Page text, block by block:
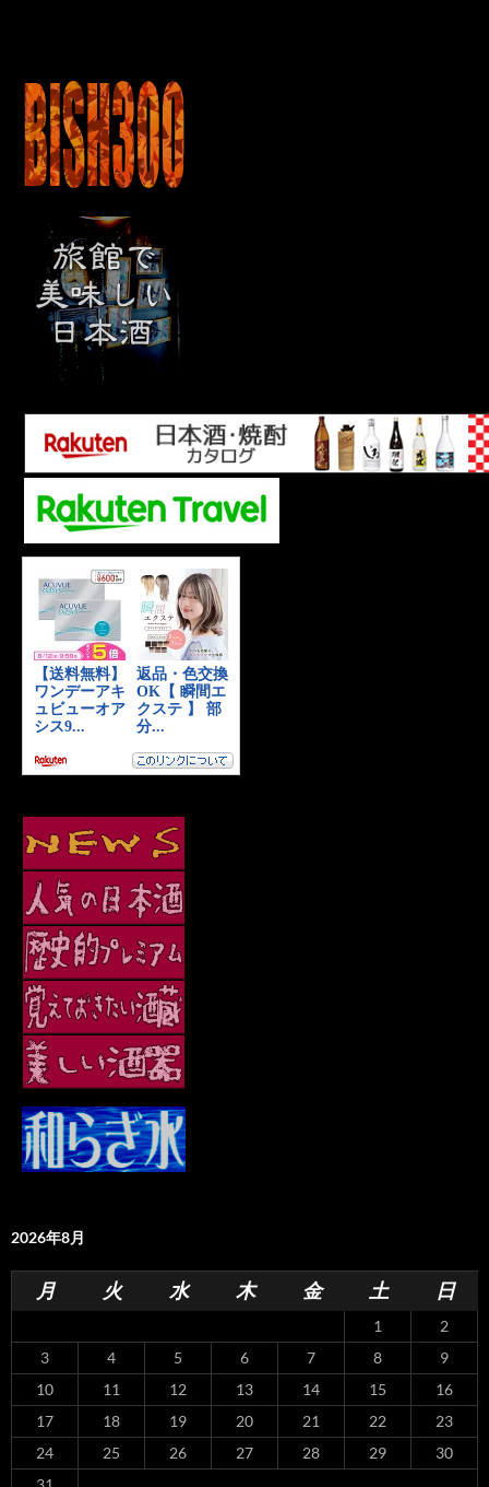
2026年8月
月 火 水 木 金 土 日
1
2
3
4 5 6 7 8
9
10
11 12 13 14 15
16
17
18 19 20 21 22
23
24
25 26 27 28 29
30